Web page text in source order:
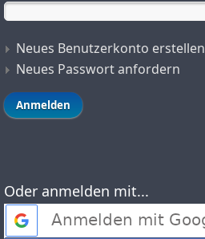
Neues Benutzerkonto erstellen
Neues Passwort anfordern
Oder anmelden mit...
Login with Google